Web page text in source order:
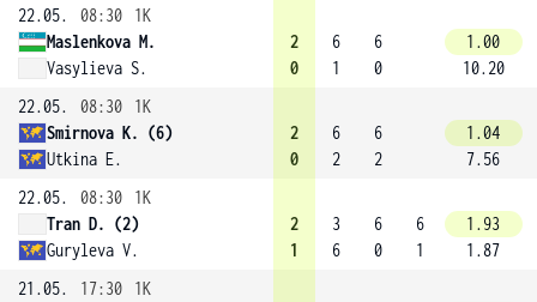
22.05.
08:30
1K
Maslenkova M.
Vasylieva S.
2
0
6
1
6
0
1.00
10.20
22.05.
08:30
1K
Smirnova K. (6)
Utkina E.
2
0
6
2
6
2
1.04
7.56
22.05.
08:30
1K
Tran D. (2)
Guryleva V.
2
1
3
6
6
0
6
1
1.93
1.87
21.05.
17:30
1K